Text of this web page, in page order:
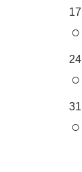
17
○
24
○
31
○